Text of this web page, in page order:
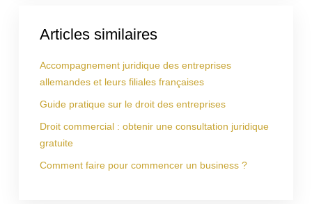
Articles similaires
Accompagnement juridique des entreprises
allemandes et leurs filiales françaises
Guide pratique sur le droit des entreprises
Droit commercial : obtenir une consultation juridique
gratuite
Comment faire pour commencer un business ?